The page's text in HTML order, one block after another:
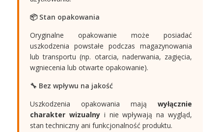
📦 Stan opakowania
Oryginalne opakowanie może posiadać
uszkodzenia powstałe podczas magazynowania
lub transportu (np. otarcia, naderwania, zagięcia,
wgniecenia lub otwarte opakowanie).
🔧 Bez wpływu na jakość
Uszkodzenia opakowania mają wyłącznie
charakter wizualnyi nie wpływają na wygląd,
stan techniczny ani funkcjonalność produktu.